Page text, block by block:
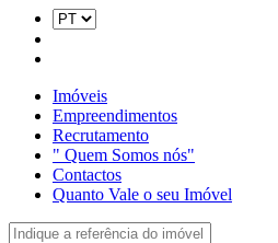
Imóveis
Empreendimentos
Recrutamento
" Quem Somos nós"
Contactos
Quanto Vale o seu Imóvel